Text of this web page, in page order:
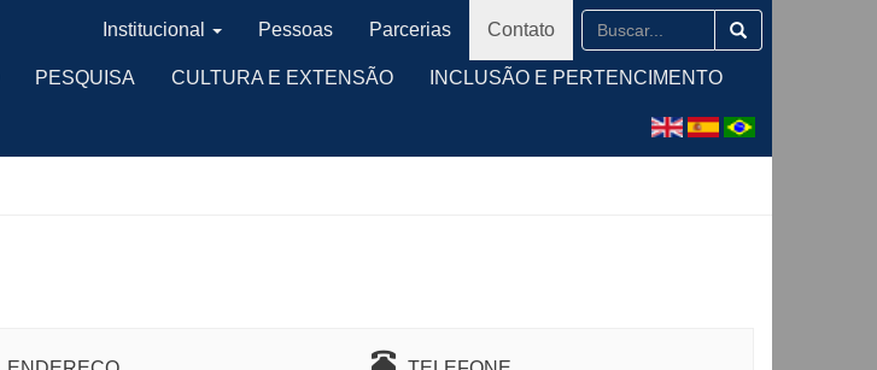
PESQUISA CULTURA E EXTENSÃO INCLUSÃO E PERTENCIMENTO
Institucional Pessoas Parcerias Contato